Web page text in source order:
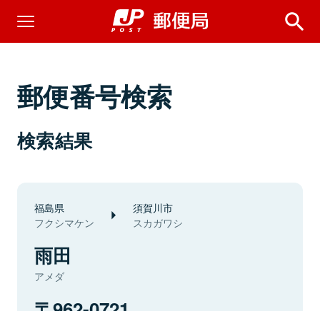
郵便番号検索
検索結果
福島県
フクシマケン
須賀川市
スカガワシ
雨田
アメダ